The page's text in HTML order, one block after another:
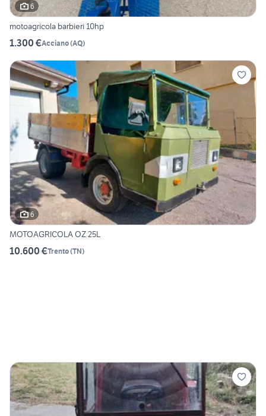
6
motoagricola barbieri 10hp
1.300 €Acciano(AQ)
6
MOTOAGRICOLA OZ 25L
10.600 €Trento(TN)